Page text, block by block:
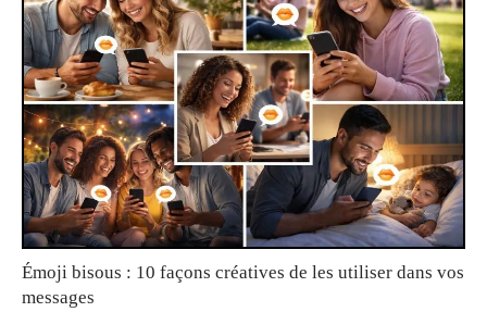
Émoji bisous : 10 façons créatives de les utiliser dans vos
messages